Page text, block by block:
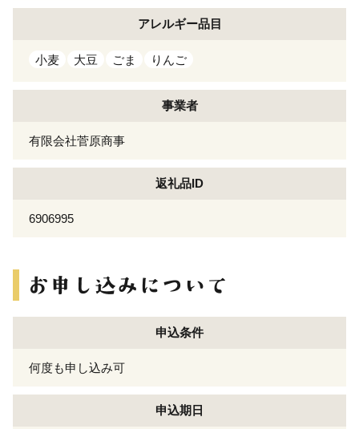
アレルギー品目
小麦 大豆 ごま りんご
事業者
有限会社菅原商事
返礼品ID
6906995
申込条件
何度も申し込み可
申込期日